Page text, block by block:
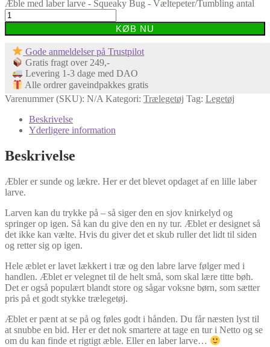
Æble med laber larve - Squeaky Bug - Væltepeter/Tumbling antal
KØB NU
Gode anmeldelser på Trustpilot
Gratis fragt over 249,-
Levering 1-3 dage med DAO
Alle ordrer gaveindpakkes gratis
Varenummer (SKU): N/A Kategori: Trælegetøj Tag: Legetøj
Beskrivelse
Yderligere information
Beskrivelse
Æbler er sunde og lækre. Her er det blevet opdaget af en lille laber
larve.
Larven kan du trykke på – så siger den en sjov knirkelyd og
springer op igen. Så kan du give den en ny tur. Æblet er designet så
det ikke kan vælte. Hvis du giver det et skub ruller det lidt til siden
og retter sig op igen.
Hele æblet er lavet lækkert i træ og den labre larve følger med i
handlen. Æblet er velegnet til de helt små, som skal lære titte bøh.
Det er også populært blandt store og sågar voksne børn, som sætter
pris på et godt stykke trælegetøj.
Æblet er pænt at se på og føles godt i hånden. Du får næsten lyst til
at snubbe en bid. Her er det nok smartere at tage en tur i Netto og se
om du kan finde et rigtigt æble. Eller en laber larve…